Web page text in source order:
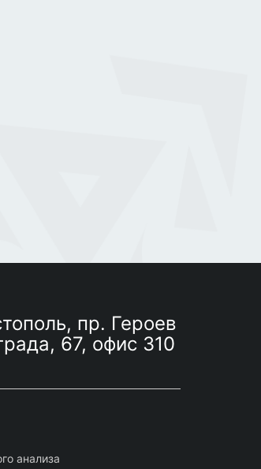
пр. Героев
67, офис 310
анализа